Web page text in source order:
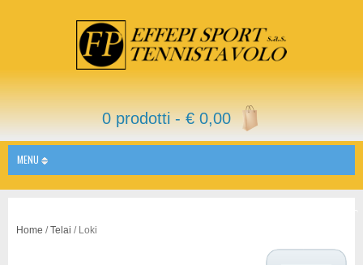
0 prodotti -€0,00
MENU
Home /Telai / Loki